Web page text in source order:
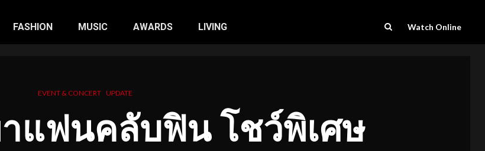
FASHION MUSIC AWARDS LIVING Watch Online
EVENT & CONCERT UPDATE
แฟนคลับฟิน โชว์พิเศษ